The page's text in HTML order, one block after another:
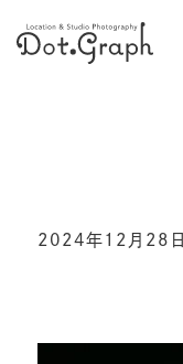
2024年12月28日